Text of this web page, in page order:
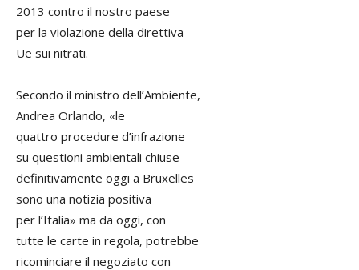
2013 contro il nostro paese
per la violazione della direttiva
Ue sui nitrati.
Secondo il ministro dell’Ambiente,
Andrea Orlando, «le
quattro procedure d’infrazione
su questioni ambientali chiuse
definitivamente oggi a Bruxelles
sono una notizia positiva
per l’Italia» ma da oggi, con
tutte le carte in regola, potrebbe
ricominciare il negoziato con